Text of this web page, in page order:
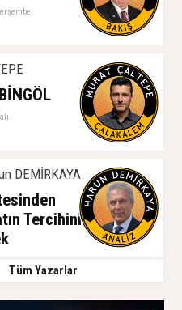
DEMİRKAYA
Tercihini
Tüm Yazarlar